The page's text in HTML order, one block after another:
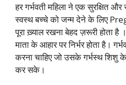
हर गर्भवती महिला ने एक सुरक्षित
स्वस्थ बच्चे को जन्म देने के लिए
पूरा ख़्याल रखना बेहद ज़रूरी होता है
माता के आहार पर निर्भर होता है।
करना चाहिए जो उसके गर्भस्थ शिशु
कर सके।